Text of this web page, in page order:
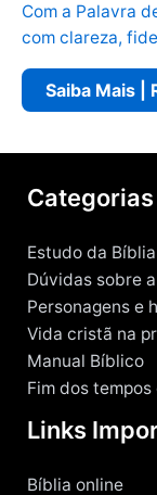
Com a Palavra
com clareza,
Saiba Mais |
Categorias
Estudo da Bíblia
Dúvidas sobre
Personagens e
Vida cristã na
Manual Bíblico
Fim dos
Links
Bíblia online